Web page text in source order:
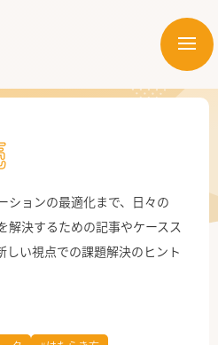
メ
ー
ションの最適化まで、日々の
解決するための記事やケースス
しい視点での課題解決のヒント